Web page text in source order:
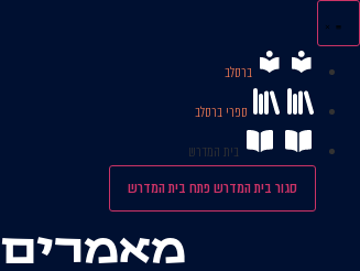
לתוכן
ברסלב
ספרי ברסלב
בית המדרש
סגור בית המדרשפתח בית המדרש
מאמרים